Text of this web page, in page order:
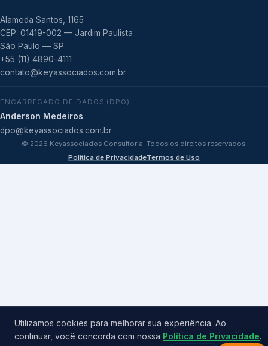
Alameda Santos, 1165
CEP: 01419-002 — Jardim Paulista
São Paulo — SP
+55 (11) 4890-4111
contato@keyassociados.com.br
ENCARREGADO DE DADOS (DPO)
Anderson Medeiros
dpo@keyassociados.com.br
© 2026 Keyassociados Consultoria. Todos os direitos reservados.
Política de PrivacidadeTermos de Uso
Utilizamos cookies para melhorar sua experiência. Ao
continuar, você concorda com nossa Política de Privacidade.